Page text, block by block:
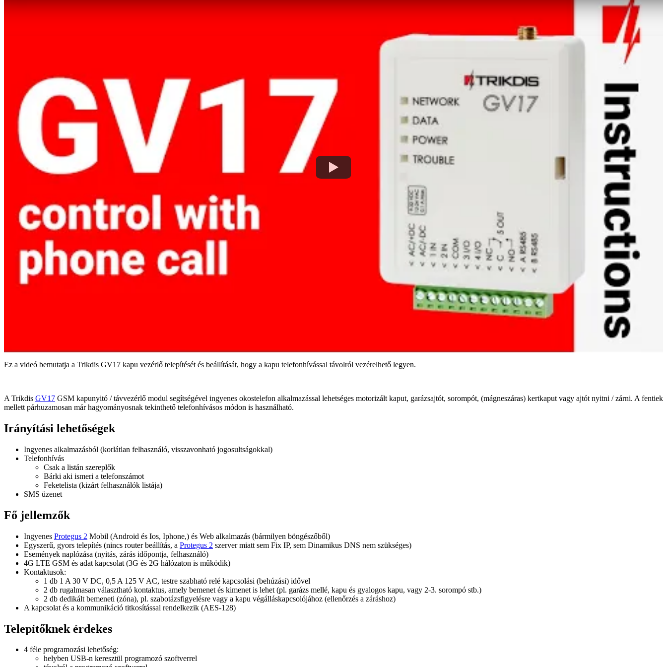
Ez a videó bemutatja a Trikdis GV17 kapu vezérlő telepítését és beállítását, hogy a kapu telefonhívással távolról vezérelhető legyen.
A Trikdis GV17 GSM kapunyitó / távvezérlő modul segítségével ingyenes okostelefon alkalmazással lehetséges motorizált kaput, garázsajtót, sorompót, (mágneszáras) kertkaput vagy ajtót nyitni / zárni. A fentiek
mellett párhuzamosan már hagyományosnak tekinthető telefonhívásos módon is használható.
Irányítási lehetőségek
Ingyenes alkalmazásból (korlátlan felhasználó, visszavonható jogosultságokkal)
Telefonhívás
Csak a listán szereplők
Bárki aki ismeri a telefonszámot
Feketelista (kizárt felhasználók listája)
SMS üzenet
Fő jellemzők
Ingyenes Protegus 2 Mobil (Android és Ios, Iphone,) és Web alkalmazás (bármilyen böngészőből)
Egyszerű, gyors telepítés (nincs router beállítás, a Protegus 2 szerver miatt sem Fix IP, sem Dinamikus DNS nem szükséges)
Események naplózása (nyitás, zárás időpontja, felhasználó)
4G LTE GSM és adat kapcsolat (3G és 2G hálózaton is működik)
Kontaktusok:
1 db 1 A 30 V DC, 0,5 A 125 V AC, testre szabható relé kapcsolási (behúzási) idővel
2 db rugalmasan választható kontaktus, amely bemenet és kimenet is lehet (pl. garázs mellé, kapu és gyalogos kapu, vagy 2-3. sorompó stb.)
2 db dedikált bemeneti (zóna), pl. szabotázsfigyelésre vagy a kapu végálláskapcsolójához (ellenőrzés a záráshoz)
A kapcsolat és a kommunikáció titkosítással rendelkezik (AES-128)
Telepítőknek érdekes
4 féle programozási lehetőség:
helyben USB-n keresztül programozó szoftverrel